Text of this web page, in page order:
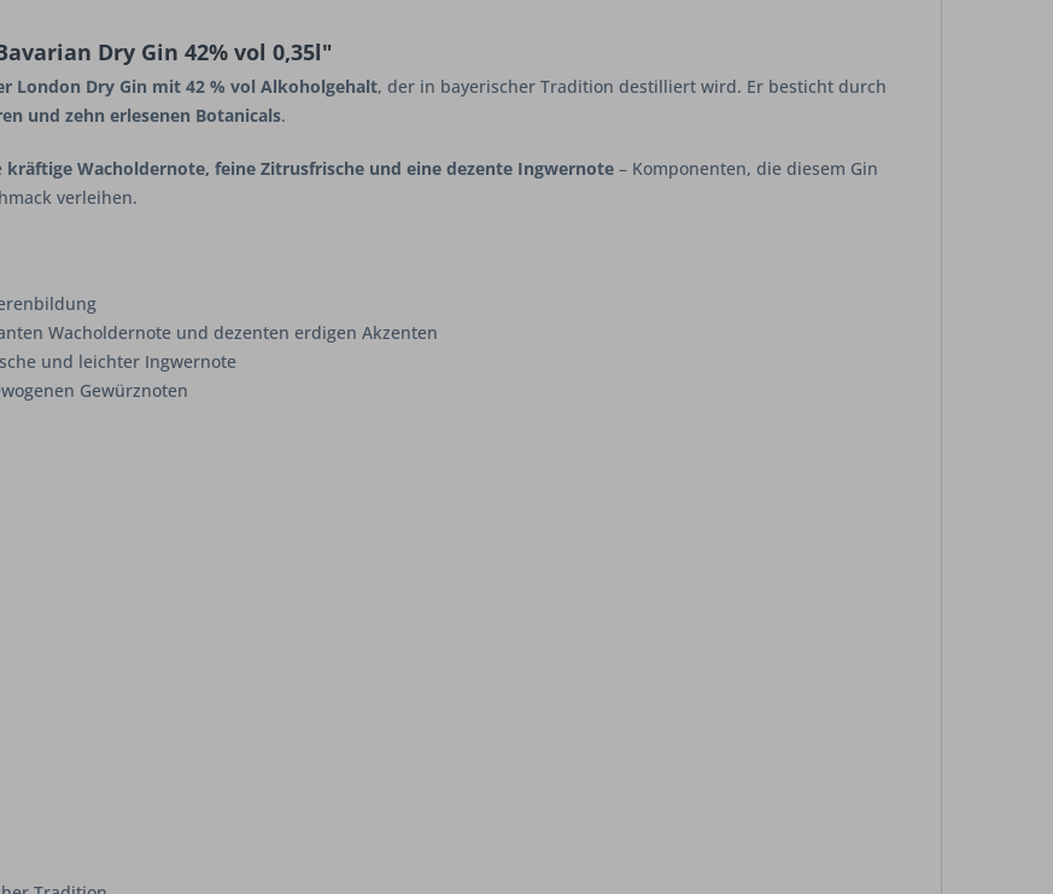
Dry Gin 42% vol 0,35l"
London Dry Gin mit 42 % vol Alkoholgehalt, der in bayerischer Tradition destilliert wird. Er besticht durch
und zehn erlesenen Botanicals.
kräftige Wacholdernote, feine Zitrusfrische und eine dezente Ingwernote – Komponenten, die diesem Gin
verleihen.
Wacholdernote und dezenten erdigen Akzenten
und leichter Ingwernote
Gewürznoten